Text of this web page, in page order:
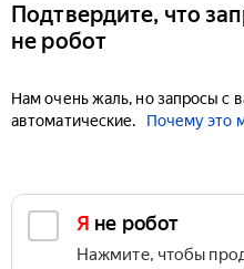
Подтвердите, что
не робот
Нам очень жаль, но запросы с
автоматические.
Почему это
Я не робот
Нажмите, чтобы